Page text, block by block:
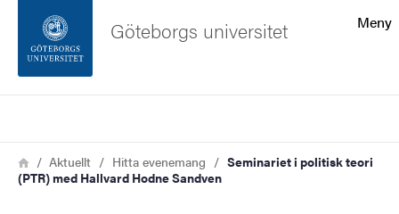
Sidfoten
Om webbplatsen
Meny
Göteborgs universitet
Länkstig
HemAktuellt Hitta evenemang
Seminariet i politisk teori
(PTR) med Hallvard Hodne Sandven